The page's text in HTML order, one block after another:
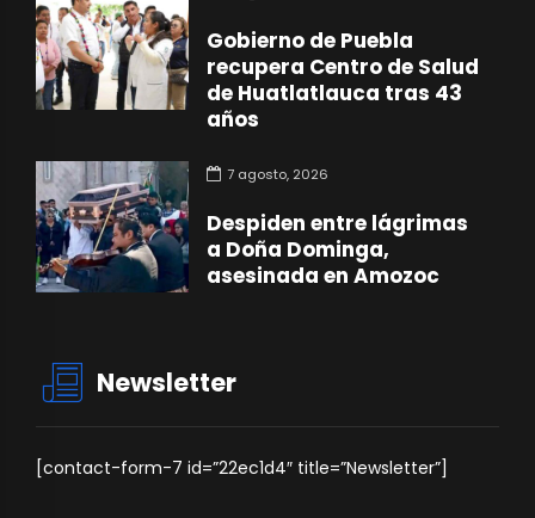
Gobierno de Puebla
recupera Centro de Salud
de Huatlatlauca tras 43
años
7 agosto, 2026
Despiden entre lágrimas
a Doña Dominga,
asesinada en Amozoc
Newsletter
[contact-form-7 id=”22ec1d4″ title=”Newsletter”]